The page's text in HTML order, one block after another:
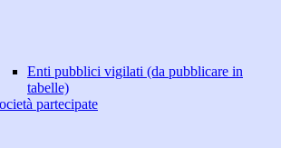
Enti pubblici vigilati (da pubblicare in
tabelle)
partecipate